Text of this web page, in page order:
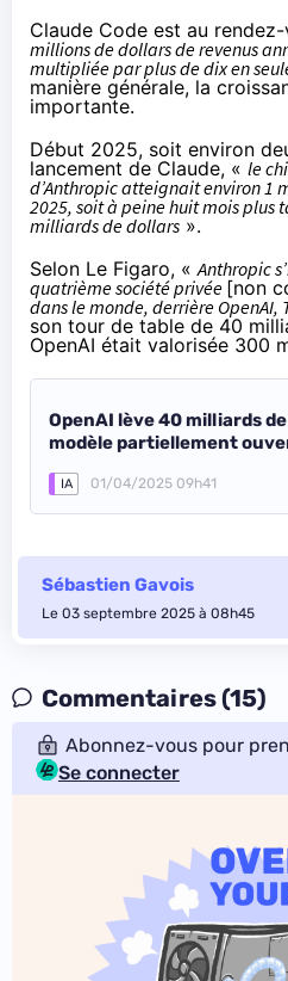
Claude Code est au
millions de dollars de revenus
multipliée par plus de dix en
manière générale, la
importante.
Début 2025, soit environ
lancement de Claude, « le
d’Anthropic atteignait environ 1
2025, soit à peine huit mois plus
milliards de dollars ».
Selon Le Figaro, « Anthropic
quatrième société privée [non
dans le monde, derrière OpenAI,
son tour de table de 40
OpenAI était valorisée 300
OpenAI lève 40 milliards
modèle partiellement
IA 01/04/2025 09h41
Sébastien Gavois
Le 03 septembre 2025 à 08h45
Commentaires (15)
Abonnez-vous pour
Se connecter